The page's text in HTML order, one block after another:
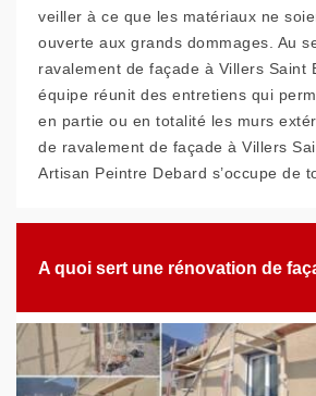
veiller à ce que les matériaux ne
ouverte aux grands dommages. Au
ravalement de façade à Villers Saint
équipe réunit des entretiens qui
en partie ou en totalité les murs
de ravalement de façade à Villers
Artisan Peintre Debard s’occupe de
A quoi sert une rénovation de